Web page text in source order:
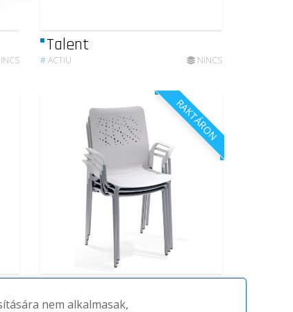
Talent
#ACTIU NINCS
RAKTÁRON
#ACTIU
nem alkalmasak,